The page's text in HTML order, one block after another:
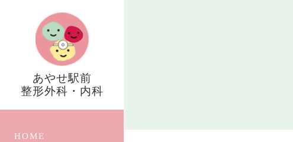
あやせ駅前
整形外科・内科
HOME